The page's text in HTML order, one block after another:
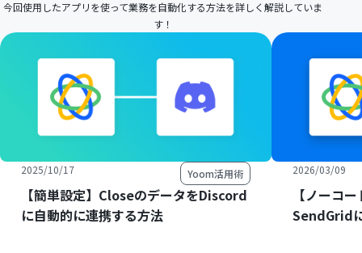
今回使用したアプリを使って業務を自動化する方法を詳しく解説していま
す！
2025/10/17 Yoom活用術
【簡単設定】CloseのデータをDiscord
に自動的に連携する方法
2026/03/09
【ノーコ
SendGrid